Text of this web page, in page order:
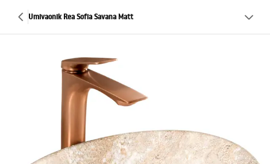
Umivaonik Rea Sofia Savana Matt